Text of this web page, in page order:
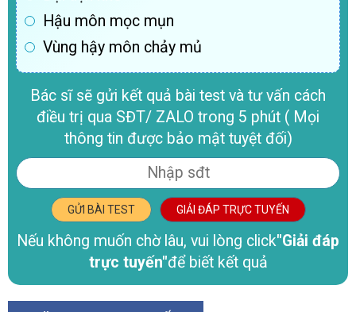
Hậu môn mọc mụn
Vùng hậy môn chảy mủ
Bác sĩ sẽ gửi kết quả bài test và tư vấn cách
điều trị qua SĐT/ ZALO trong 5 phút ( Mọi
thông tin được bảo mật tuyệt đối)
GỬI BÀI TEST GIẢI ĐÁP TRỰC TUYẾN
Nếu không muốn chờ lâu, vui lòng click"Giải đáp
trực tuyến"để biết kết quả